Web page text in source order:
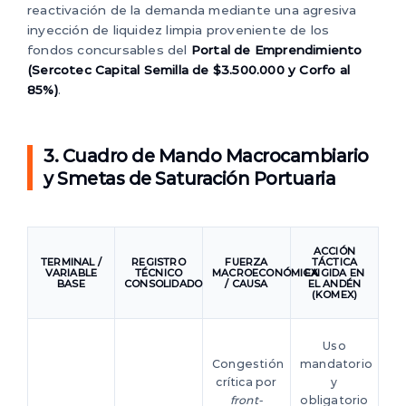
reactivación de la demanda mediante una agresiva
inyección de liquidez limpia proveniente de los
fondos concursables del Portal de Emprendimiento
(Sercotec Capital Semilla de $3.500.000 y Corfo al
85%).
3. Cuadro de Mando Macrocambiario
y Smetas de Saturación Portuaria
TERMINAL /
VARIABLE
BASE
REGISTRO
TÉCNICO
CONSOLIDADO
FUERZA
MACROECONÓMICA
/ CAUSA
ACCIÓN
TÁCTICA
EXIGIDA EN
EL ANDÉN
(KOMEX)
Congestión
crítica por
front-
Uso
mandatorio
y
obligatorio